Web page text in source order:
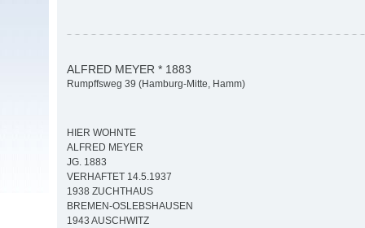
ALFRED MEYER * 1883
Rumpffsweg 39 (Hamburg-Mitte, Hamm)
HIER WOHNTE
ALFRED MEYER
JG. 1883
VERHAFTET 14.5.1937
1938 ZUCHTHAUS
BREMEN-OSLEBSHAUSEN
1943 AUSCHWITZ